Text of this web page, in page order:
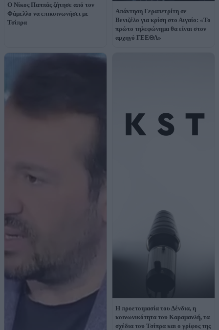
Ο Νίκος Παππάς ζήτησε από τον
Φάμελλο να επικοινωνήσει με
Τσίπρα
Απάντηση Γεραπετρίτη σε
Βενιζέλο για κρίση στο Αιγαίο: «Το
πρώτο τηλεφώνημα θα είναι στον
αρχηγό ΓΕΕΘΑ»
Η προετοιμασία του Δένδια, η
κοινωνικότητα του Καραμανλή, τα
σχέδια του Τσίπρα και ο γρίφος της